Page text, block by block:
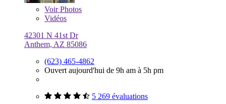
VoirPhotos
Vidéos
42301 N 41st Dr
Anthem, AZ 85086
(623) 465-4862
Ouvert aujourd'hui de 9h am à 5h pm
5 269 évaluations